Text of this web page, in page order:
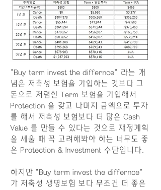
"Buy term invest the differnce" 라는 개
념은 저축성 보험을 가입하는 것보다 그
돈으로 저렴한 Term 보험을 가입해서
Protection 을 갖고 나머지 금액으로 투자
를 해서 저축성 보험보다 더 많은 Cash
Value 를 만들 수 있다는 것으로 재정계획
을 세울 때 꼭 고려해봐야 하는 너무도 좋
은 Protection & Investment 수단입니다.
하지만 "Buy term invest the differnce"
가 저축성 생명보험 보다 무조건 더 좋은